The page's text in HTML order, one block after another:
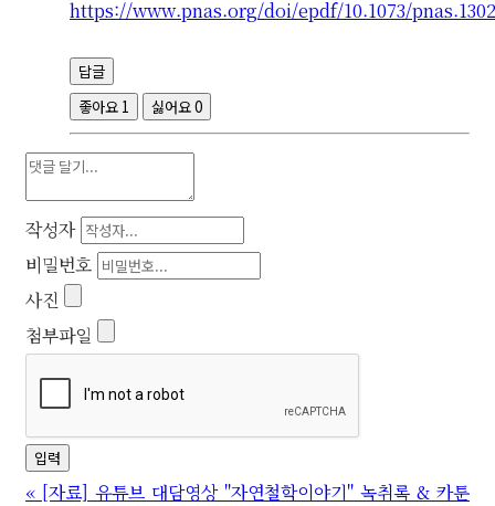
https://www.pnas.org/doi/epdf/10.1073/
답글
좋아요 1 싫어요0
작성자
비밀번호
사진
첨부파일
« [자료] 유튜브 대담영상 "자연철학이야기" 녹취록 & 카툰